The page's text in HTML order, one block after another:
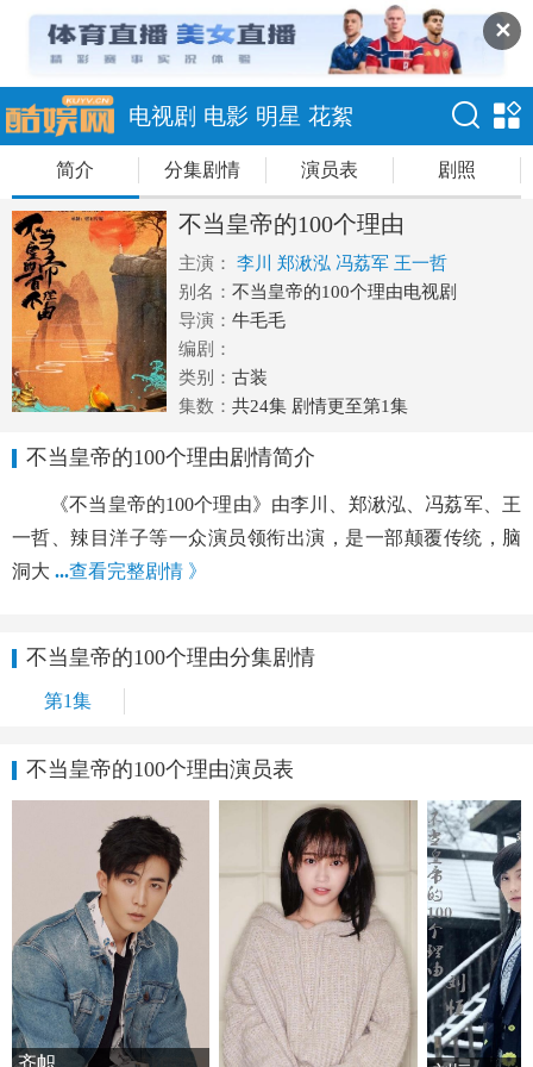
✕
电视剧 电影 明星 花絮
简介 分集剧情 演员表 剧照
不当皇帝的100个理由
主演： 李川 郑湫泓 冯荔军 王一哲
别名： 不当皇帝的100个理由电视剧
导演： 牛毛毛
编剧：
类别： 古装
集数： 共24集 剧情更至第1集
不当皇帝的100个理由剧情简介
《不当皇帝的100个理由》由李川、郑湫泓、冯荔军、王
一哲、辣目洋子等一众演员领衔出演，是一部颠覆传统，脑
洞大 ...查看完整剧情 》
不当皇帝的100个理由分集剧情
第1集
不当皇帝的100个理由演员表
齐帜